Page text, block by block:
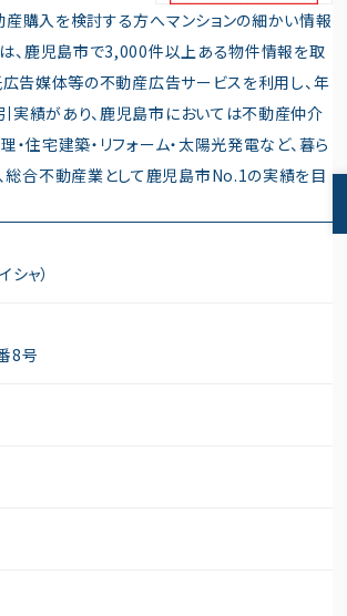
産購入を検討する方へマンションの細かい情報
、鹿児島市で3,000件以上ある物件情報を取
広告媒体等の不動産広告サービスを利用し、年
績があり、鹿児島市においては不動産仲介
住宅建築・リフォーム・太陽光発電など、暮ら
総合不動産業として鹿児島市No.1の実績を目
ャ）
8号